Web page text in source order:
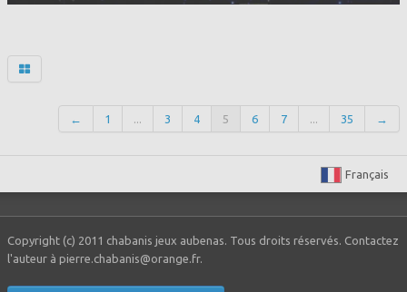
← 1 3 4 5 6 7 35 →
Français
Copyright (c) 2011 chabanis jeux aubenas. Tous droits réservés. Contactez
l'auteur à pierre.chabanis@orange.fr.